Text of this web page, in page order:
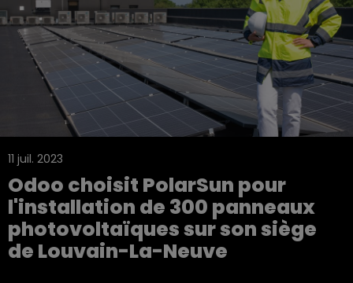
11 juil. 2023
Odoo choisit PolarSun pour
l'installation de 300 panneaux
photovoltaïques sur son siège
de Louvain-La-Neuve